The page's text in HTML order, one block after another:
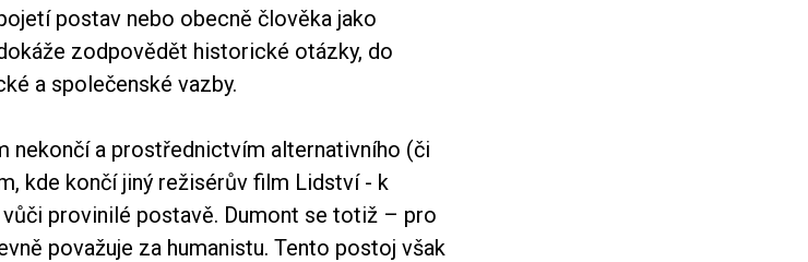
postav nebo obecně člověka jako
zodpovědět historické otázky, do
a společenské vazby.
nekončí a prostřednictvím alternativního (či
kde končí jiný režisérův film Lidství - k
provinilé postavě. Dumont se totiž – pro
považuje za humanistu. Tento postoj však